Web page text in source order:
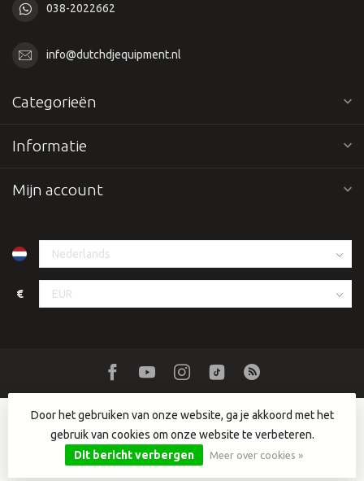
038-2022662
info@dutchdjequipment.nl
Categorieën
Informatie
Mijn account
€
© Copyright 2026 Dutch DJ Equipment- Powered byLightspeed
Lightspeed designby Dyvelopment
Door het gebruiken van onze website, ga je akkoord met het
gebruik van cookies om onze website te verbeteren.
Dit bericht verbergen
Meer over cookies »